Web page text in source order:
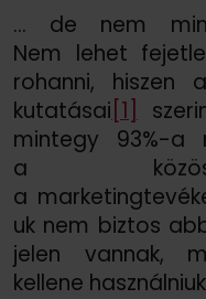
… de nem
Nem lehet
rohanni, hiszen
kutatásai [1]
mintegy 93%-a
a
a
uk nem biztos
jelen vannak,
kellene